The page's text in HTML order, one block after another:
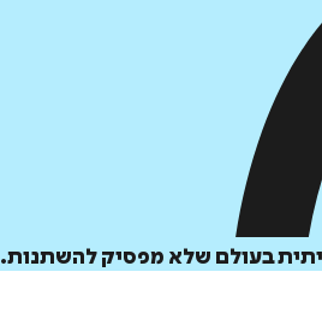
בעולם שלא מפסיק להשתנות.